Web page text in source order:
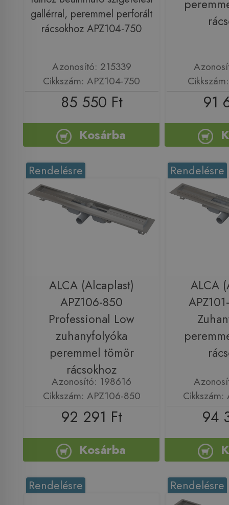
gallérral, peremmel perforált
rácsokhoz APZ104-750
Azonosító: 215339
Cikkszám: APZ104-750
85 550 Ft
Kosárba
91
Rendelésre
ALCA (Alcaplast)
APZ106-850
Professional Low
zuhanyfolyóka
peremmel tömör
rácsokhoz
Azonosító: 198616
Cikkszám: APZ106-850
92 291 Ft
Kosárba
Rendelésre
ALCA
Cikkszám:
94
Rendelésre Rendelésre